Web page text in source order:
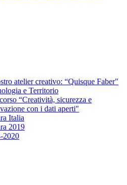
atelier creativo: “Quisque Faber"
e Territorio
“Creatività, sicurezza e
con i dati aperti"
Italia
2019
2020